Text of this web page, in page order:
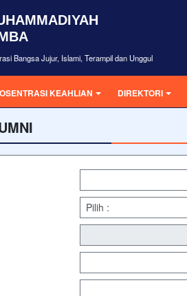
Bangsa Jujur, Islami, Terampil dan Unggul
KEAHLIAN DIREKTORI